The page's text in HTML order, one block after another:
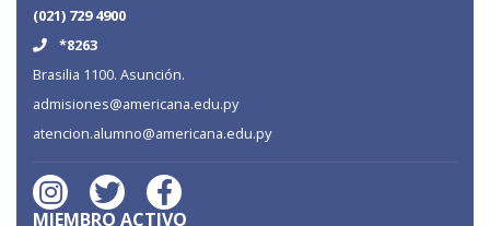
(021) 729 4900
*8263
Brasilia 1100. Asunción.
admisiones@americana.edu.py
atencion.alumno@americana.edu.py
MIEMBRO ACTIVO